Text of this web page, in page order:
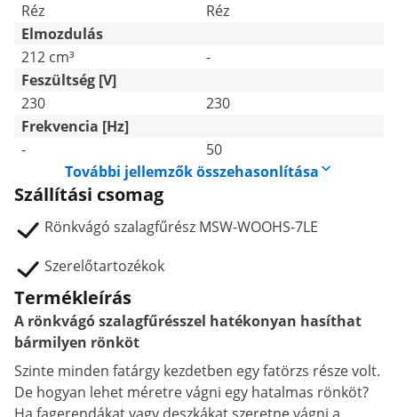
Réz
Réz
Elmozdulás
212 cm³
-
Feszültség [V]
230
230
Frekvencia [Hz]
-
50
További jellemzők összehasonlítása
Szállítási csomag
Rönkvágó szalagfűrész MSW-WOOHS-7LE
Szerelőtartozékok
Termékleírás
A rönkvágó szalagfűrésszel hatékonyan hasíthat
bármilyen rönköt
Szinte minden fatárgy kezdetben egy fatörzs része volt.
De hogyan lehet méretre vágni egy hatalmas rönköt?